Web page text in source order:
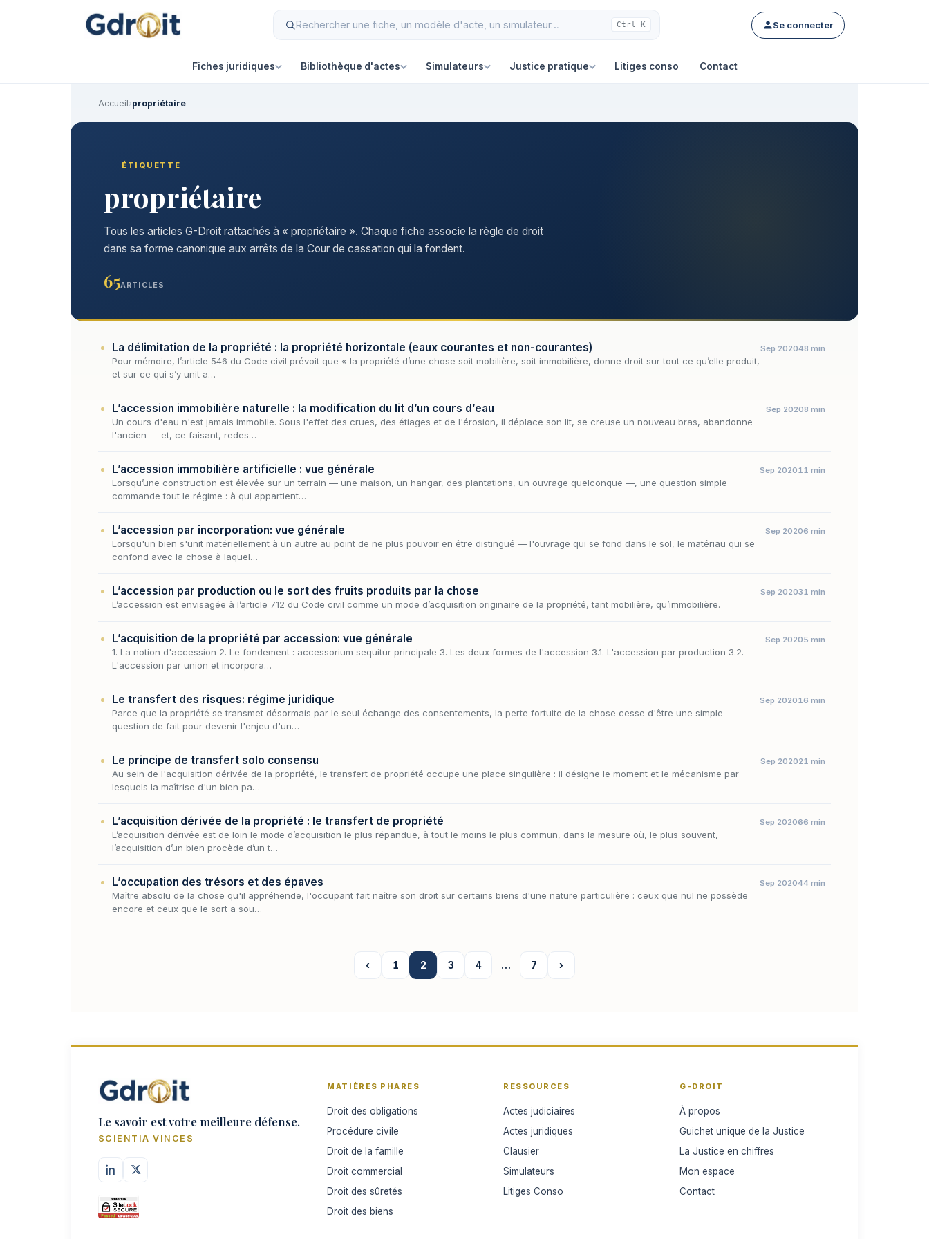
Ctrl K Se connecter
Fiches juridiques Bibliothèque d'actes Simulateurs Justice pratique Litiges conso Contact
Accueil›propriétaire
ÉTIQUETTE
propriétaire
Tous les articles G-Droit rattachés à « propriétaire ». Chaque fiche associe la règle de droit
dans sa forme canonique aux arrêts de la Cour de cassation qui la fondent.
65ARTICLES
La délimitation de la propriété : la propriété horizontale (eaux courantes et non-courantes)
Pour mémoire, l’article 546 du Code civil prévoit que « la propriété d’une chose soit mobilière, soit immobilière, donne droit sur tout ce qu’elle produit,
et sur ce qui s’y unit a…
Sep 202048 min
L’accession immobilière naturelle : la modification du lit d’un cours d’eau
Un cours d'eau n'est jamais immobile. Sous l'effet des crues, des étiages et de l'érosion, il déplace son lit, se creuse un nouveau bras, abandonne
l'ancien — et, ce faisant, redes…
Sep 20208 min
L’accession immobilière artificielle : vue générale
Lorsqu’une construction est élevée sur un terrain — une maison, un hangar, des plantations, un ouvrage quelconque —, une question simple
commande tout le régime : à qui appartient…
Sep 202011 min
L’accession par incorporation: vue générale
Lorsqu'un bien s'unit matériellement à un autre au point de ne plus pouvoir en être distingué — l'ouvrage qui se fond dans le sol, le matériau qui se
confond avec la chose à laquel…
Sep 20206 min
L’accession par production ou le sort des fruits produits par la chose
L’accession est envisagée à l’article 712 du Code civil comme un mode d’acquisition originaire de la propriété, tant mobilière, qu’immobilière.
Sep 202031 min
L’acquisition de la propriété par accession: vue générale
1. La notion d'accession 2. Le fondement : accessorium sequitur principale 3. Les deux formes de l'accession 3.1. L'accession par production 3.2.
L'accession par union et incorpora…
Sep 20205 min
Le transfert des risques: régime juridique
Parce que la propriété se transmet désormais par le seul échange des consentements, la perte fortuite de la chose cesse d'être une simple
question de fait pour devenir l'enjeu d'un…
Sep 202016 min
Le principe de transfert solo consensu
Au sein de l'acquisition dérivée de la propriété, le transfert de propriété occupe une place singulière : il désigne le moment et le mécanisme par
lesquels la maîtrise d'un bien pa…
Sep 202021 min
L’acquisition dérivée de la propriété : le transfert de propriété
L’acquisition dérivée est de loin le mode d’acquisition le plus répandue, à tout le moins le plus commun, dans la mesure où, le plus souvent,
l’acquisition d’un bien procède d’un t…
Sep 202066 min
L’occupation des trésors et des épaves
Maître absolu de la chose qu'il appréhende, l'occupant fait naître son droit sur certains biens d'une nature particulière : ceux que nul ne possède
encore et ceux que le sort a sou…
Sep 202044 min
‹ 1 2 3 4 … 7 ›
Le savoir est votre meilleure défense.
SCIENTIA VINCES
MATIÈRES PHARES
Droit des obligations
Procédure civile
Droit de la famille
Droit commercial
Droit des sûretés
Droit des biens
RESSOURCES
Actes judiciaires
Actes juridiques
Clausier
Simulateurs
Litiges Conso
G-DROIT
À propos
Guichet unique de la Justice
La Justice en chiffres
Mon espace
Contact